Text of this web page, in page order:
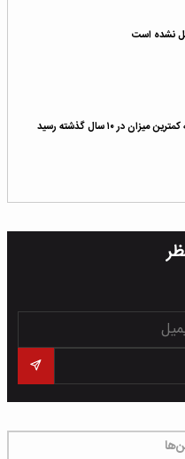
نشده است
در ۱۰ سال گذشته رسید